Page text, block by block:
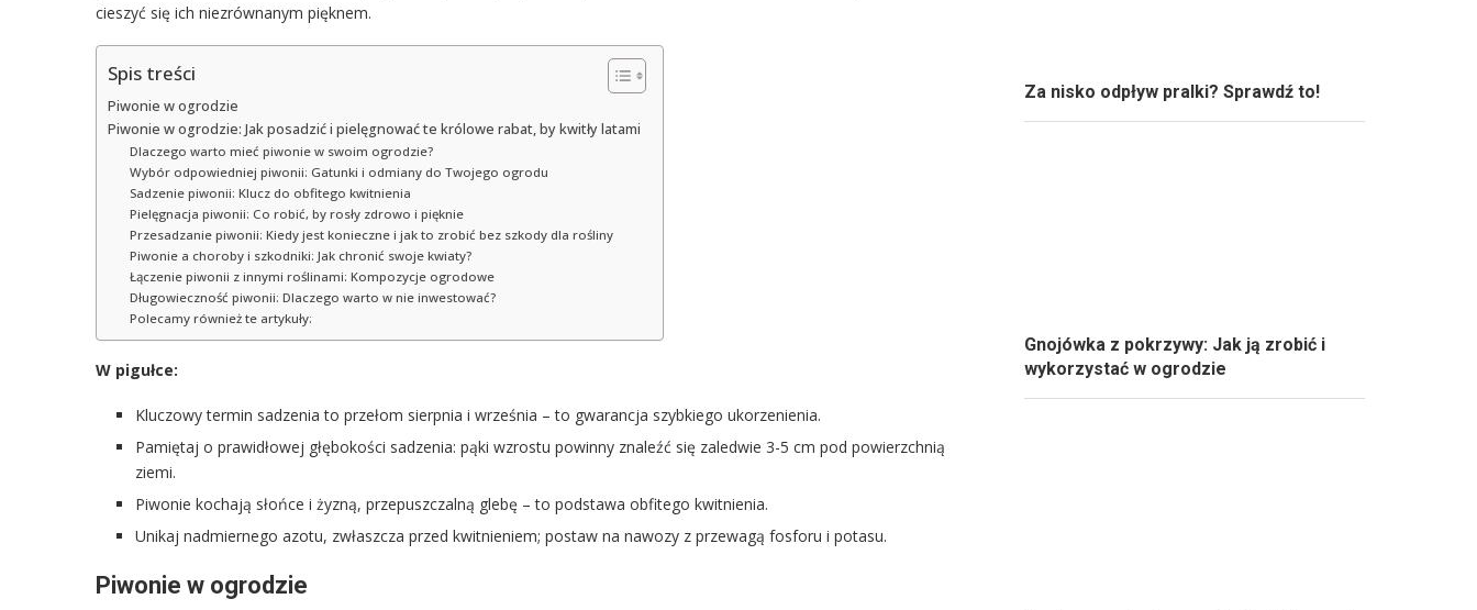
cieszyć się ich niezrównanym pięknem.
Spis treści
Piwonie w ogrodzie
Piwonie w ogrodzie: Jak posadzić i pielęgnować te królowe rabat, by kwitły latami
Dlaczego warto mieć piwonie w swoim ogrodzie?
Wybór odpowiedniej piwonii: Gatunki i odmiany do Twojego ogrodu
Sadzenie piwonii: Klucz do obfitego kwitnienia
Pielęgnacja piwonii: Co robić, by rosły zdrowo i pięknie
Przesadzanie piwonii: Kiedy jest konieczne i jak to zrobić bez szkody dla rośliny
Piwonie a choroby i szkodniki: Jak chronić swoje kwiaty?
Łączenie piwonii z innymi roślinami: Kompozycje ogrodowe
Długowieczność piwonii: Dlaczego warto w nie inwestować?
Polecamy również te artykuły:
W pigułce:
Kluczowy termin sadzenia to przełom sierpnia i września – to gwarancja szybkiego ukorzenienia.
Pamiętaj o prawidłowej głębokości sadzenia: pąki wzrostu powinny znaleźć się zaledwie 3-5 cm pod powierzchnią
ziemi.
Piwonie kochają słońce i żyzną, przepuszczalną glebę – to podstawa obfitego kwitnienia.
Unikaj nadmiernego azotu, zwłaszcza przed kwitnieniem; postaw na nawozy z przewagą fosforu i potasu.
Piwonie w ogrodzie
Za nisko odpływ pralki? Sprawdź to!
Gnojówka z pokrzywy: Jak ją zrobić i
wykorzystać w ogrodzie